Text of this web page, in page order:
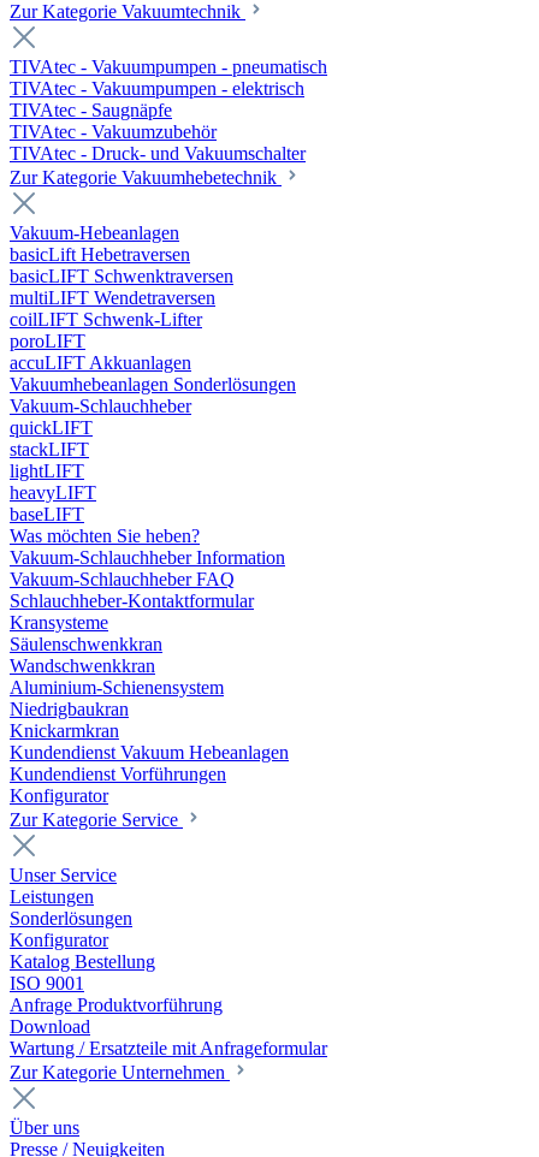
Zur Kategorie Vakuumtechnik
TIVAtec - Vakuumpumpen - pneumatisch
TIVAtec - Vakuumpumpen - elektrisch
TIVAtec - Saugnäpfe
TIVAtec - Vakuumzubehör
TIVAtec - Druck- und Vakuumschalter
Zur Kategorie Vakuumhebetechnik
Vakuum-Hebeanlagen
basicLift Hebetraversen
basicLIFT Schwenktraversen
multiLIFT Wendetraversen
coilLIFT Schwenk-Lifter
poroLIFT
accuLIFT Akkuanlagen
Vakuumhebeanlagen Sonderlösungen
Vakuum-Schlauchheber
quickLIFT
stackLIFT
lightLIFT
heavyLIFT
baseLIFT
Was möchten Sie heben?
Vakuum-Schlauchheber Information
Vakuum-Schlauchheber FAQ
Schlauchheber-Kontaktformular
Kransysteme
Säulenschwenkkran
Wandschwenkkran
Aluminium-Schienensystem
Niedrigbaukran
Knickarmkran
Kundendienst Vakuum Hebeanlagen
Kundendienst Vorführungen
Konfigurator
Zur Kategorie Service
Unser Service
Leistungen
Sonderlösungen
Konfigurator
Katalog Bestellung
ISO 9001
Anfrage Produktvorführung
Download
Wartung / Ersatzteile mit Anfrageformular
Zur Kategorie Unternehmen
Über uns
Presse / Neuigkeiten